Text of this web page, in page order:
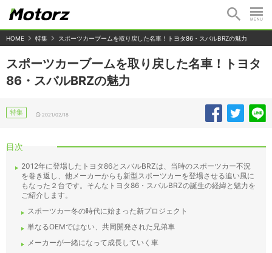
HOME 特集 スポーツカーブームを取り戻した名車！トヨタ86・スバルBRZの魅力
スポーツカーブームを取り戻した名車！トヨタ
86・スバルBRZの魅力
特集 2021/02/18
目次
2012年に登場したトヨタ86とスバルBRZは、当時のスポーツカー不況
を巻き返し、他メーカーからも新型スポーツカーを登場させる追い風に
もなった２台です。そんなトヨタ86・スバルBRZの誕生の経緯と魅力を
ご紹介します。
スポーツカー冬の時代に始まった新プロジェクト
単なるOEMではない、共同開発された兄弟車
メーカーが一緒になって成長していく車